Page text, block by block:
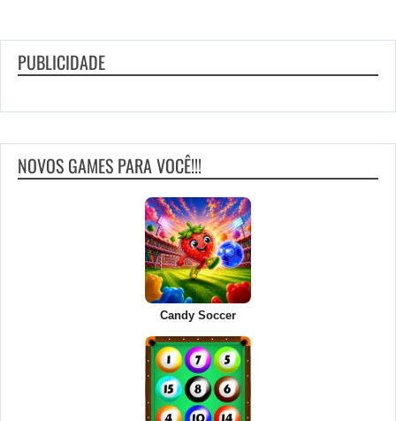
PUBLICIDADE
NOVOS GAMES PARA VOCÊ!!!
Candy Soccer